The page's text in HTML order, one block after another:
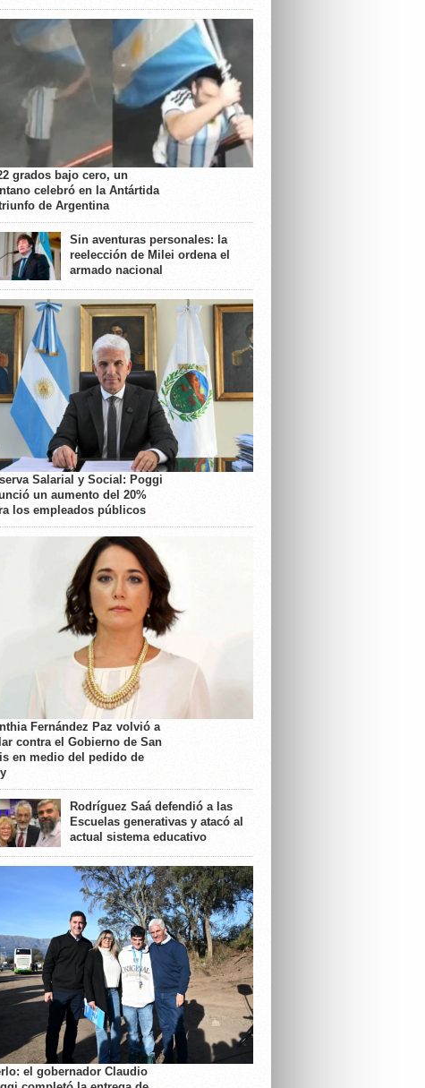
grados bajo cero, un
celebró en la Antártida
de Argentina
Sin aventuras personales: la
reelección de Milei ordena el
armado nacional
Salarial y Social: Poggi
un aumento del 20%
los empleados públicos
Fernández Paz volvió a
contra el Gobierno de San
en medio del pedido de
Rodríguez Saá defendió a las
Escuelas generativas y atacó al
actual sistema educativo
el gobernador Claudio